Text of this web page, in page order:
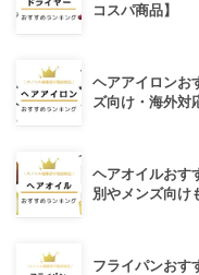
コスパ商品】
ヘアアイロンお
ズ向け・海外対
ヘアオイルおす
別やメンズ向け
フライパンおす